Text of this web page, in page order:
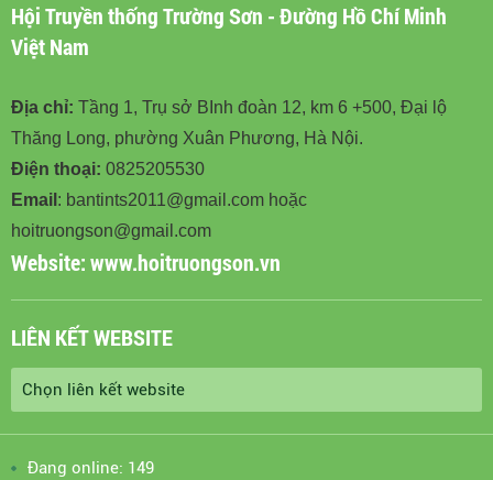
Hội Truyền thống Trường Sơn - Đường Hồ Chí Minh
Việt Nam
Địa chỉ: Tầng 1, Trụ sở BInh đoàn 12, km 6 +500, Đại lộ
Thăng Long, phường Xuân Phương, Hà Nội.
Điện thoại: 0825205530
Email : bantints2011@gmail.com hoặc
hoitruongson@gmail.com
Website:www.hoitruongson.vn
LIÊN KẾT WEBSITE
Đang online: 149